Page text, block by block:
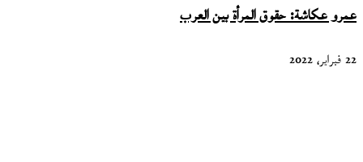
عمرو عكاشة: حقوق المرأة بين العرب
22 فبراير، 2022